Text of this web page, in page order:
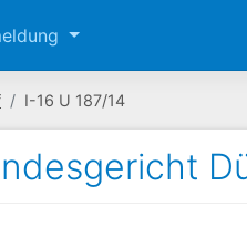
I-16 U 187/14